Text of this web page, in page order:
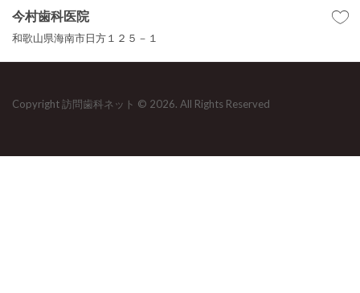
今村歯科医院
和歌山県海南市日方１２５－１
Copyright 訪問歯科ネット © 2026. All Rights Reserved